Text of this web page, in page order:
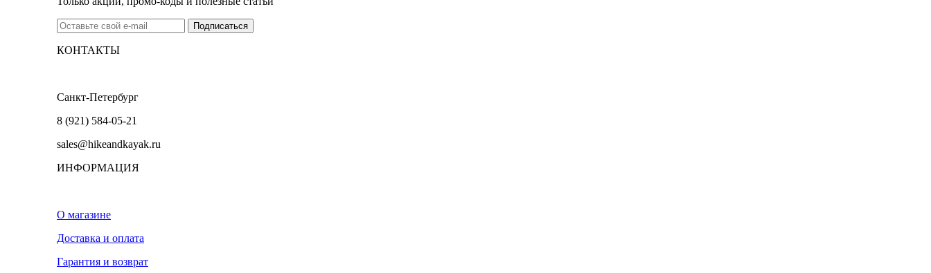
КОНТАКТЫ
Санкт-Петербург
8 (921) 584-05-21
sales@hikeandkayak.ru
ИНФОРМАЦИЯ
О магазине
Доставка и оплата
Гарантия и возврат